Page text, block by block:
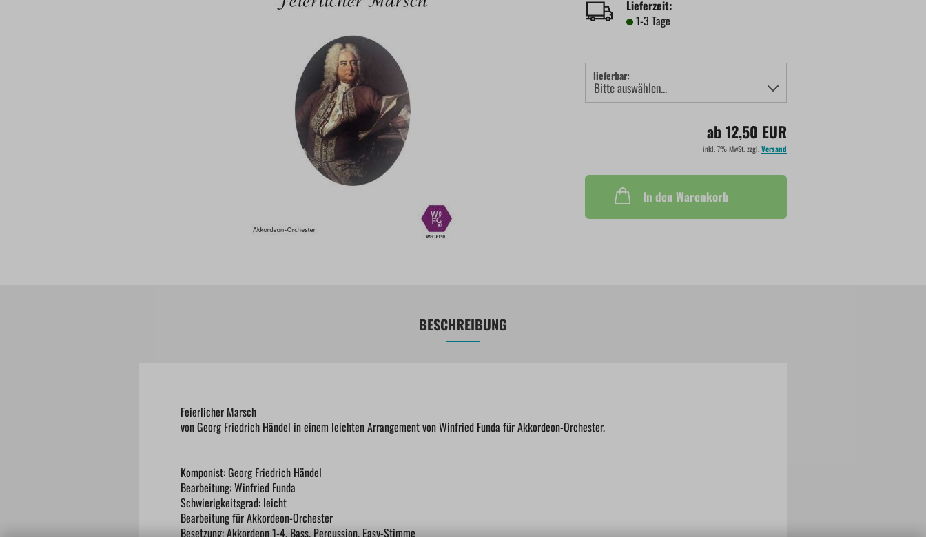
Lieferzeit:
1-3 Tage
lieferbar:
ab 12,50 EUR
inkl. 7% MwSt. zzgl.Versand
In den Warenkorb
BESCHREIBUNG
Feierlicher Marsch
von Georg Friedrich Händel in einem leichten Arrangement von Winfried Funda für Akkordeon-Orchester.
Komponist: Georg Friedrich Händel
Bearbeitung: Winfried Funda
Schwierigkeitsgrad: leicht
Bearbeitung für Akkordeon-Orchester
Besetzung: Akkordeon 1-4, Bass, Percussion, Easy-Stimme